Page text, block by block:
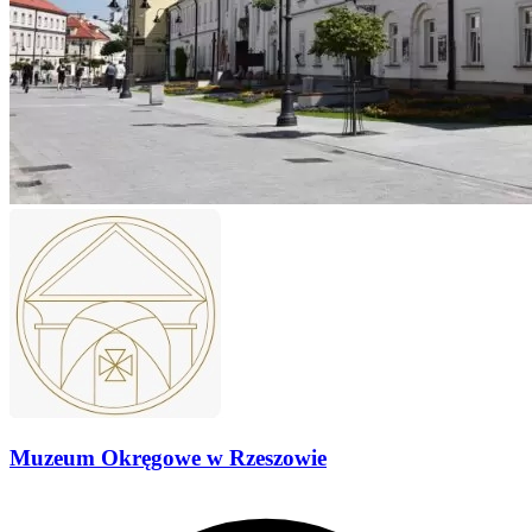
Muzeum Okręgowe w Rzeszowie